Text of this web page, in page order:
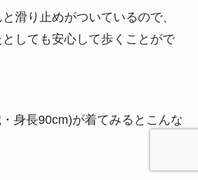
滑り止めがついているので、
しても安心して歩くことがで
身長90cm)が着てみるとこんな